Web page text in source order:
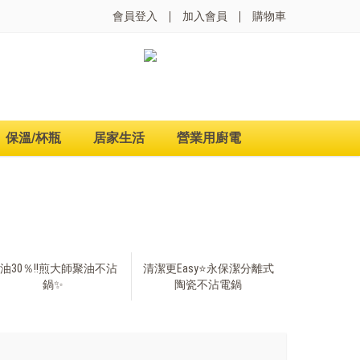
會員登入 加入會員 購物車
保溫/杯瓶 居家生活 營業用廚電
30％‼️煎大師聚油不沾
鍋✨
清潔更Easy⭐永保潔分離式
陶瓷不沾電鍋